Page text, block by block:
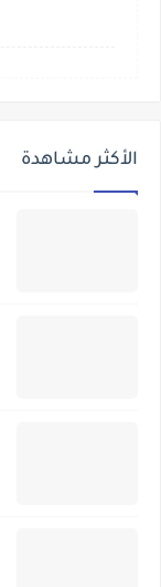
الأكثر مشاهدة